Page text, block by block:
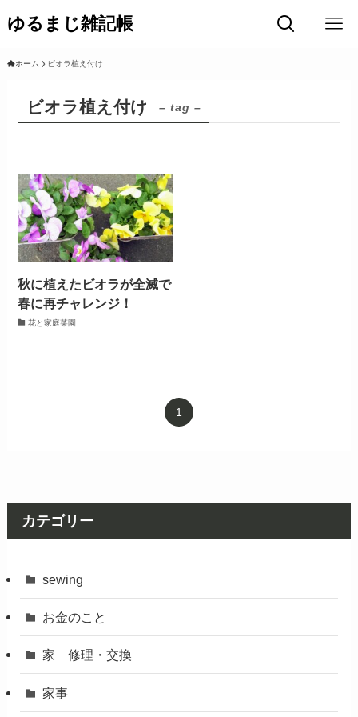
ゆるまじ雑記帳
ホーム ビオラ植え付け
ビオラ植え付け – tag –
秋に植えたビオラが全滅で
春に再チャレンジ！
花と家庭菜園
1
カテゴリー
sewing
お金のこと
家 修理・交換
家事